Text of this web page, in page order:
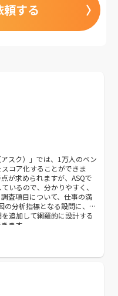
する
スク）」では、1万人のベン
コア化することができま
が求められますが、ASQで
いるので、分かりやすく、
査項目について、仕事の満
の分析指標となる設問に、よ
追加して網羅的に設計する
ます。